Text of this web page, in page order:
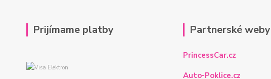
Prijímame platby Partnerské weby
PrincessCar.cz
Auto-Poklice.cz